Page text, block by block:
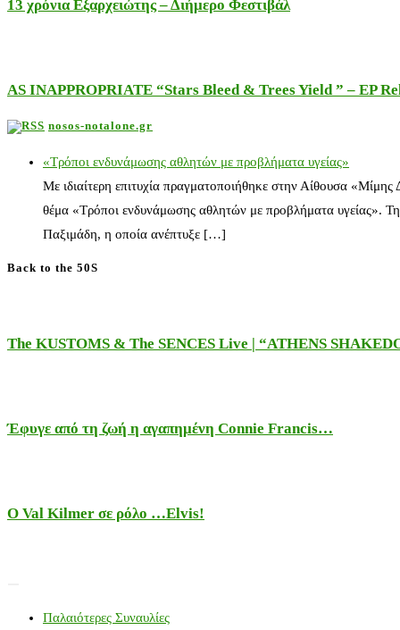
13 χρόνια Εξαρχειώτης – Διήμερο Φεστιβάλ
AS INAPPROPRIATE “Stars Bleed & Trees Yield ” – EP
nosos-notalone.gr
«Τρόποι ενδυνάμωσης αθλητών με προβλήματα υγείας»
Με ιδιαίτερη επιτυχία πραγματοποιήθηκε στην Αίθουσα
θέμα «Τρόποι ενδυνάμωσης αθλητών με προβλήματα υγείας».
Παξιμάδη, η οποία ανέπτυξε […]
Back to the 50S
The KUSTOMS & The SENCES Live | “ATHENS
Έφυγε από τη ζωή η αγαπημένη Connie Francis…
Ο Val Kilmer σε ρόλο …Elvis!
Παλαιότερες Συναυλίες